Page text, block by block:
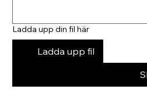
Ladda upp din fil här
Ladda upp fil